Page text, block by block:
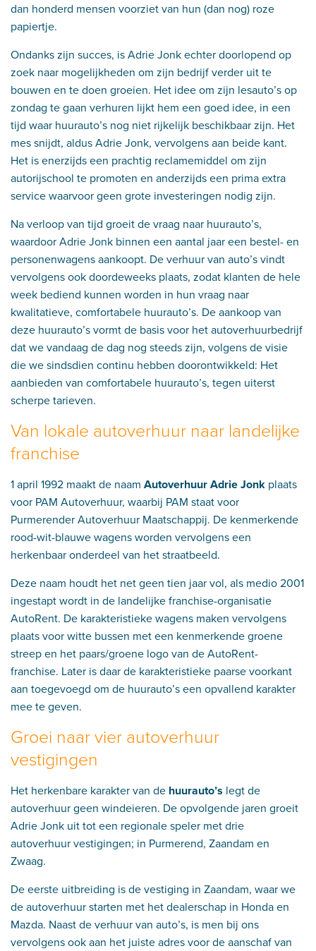
dan honderd mensen voorziet van hun (dan nog) roze
papiertje.
Ondanks zijn succes, is Adrie Jonk echter doorlopend op
zoek naar mogelijkheden om zijn bedrijf verder uit te
bouwen en te doen groeien. Het idee om zijn lesauto’s op
zondag te gaan verhuren lijkt hem een goed idee, in een
tijd waar huurauto’s nog niet rijkelijk beschikbaar zijn. Het
mes snijdt, aldus Adrie Jonk, vervolgens aan beide kant.
Het is enerzijds een prachtig reclamemiddel om zijn
autorijschool te promoten en anderzijds een prima extra
service waarvoor geen grote investeringen nodig zijn.
Na verloop van tijd groeit de vraag naar huurauto’s,
waardoor Adrie Jonk binnen een aantal jaar een bestel- en
personenwagens aankoopt. De verhuur van auto’s vindt
vervolgens ook doordeweeks plaats, zodat klanten de hele
week bediend kunnen worden in hun vraag naar
kwalitatieve, comfortabele huurauto’s. De aankoop van
deze huurauto’s vormt de basis voor het autoverhuurbedrijf
dat we vandaag de dag nog steeds zijn, volgens de visie
die we sindsdien continu hebben doorontwikkeld: Het
aanbieden van comfortabele huurauto’s, tegen uiterst
scherpe tarieven.
Van lokale autoverhuur naar landelijke
franchise
1 april 1992 maakt de naam Autoverhuur Adrie Jonk plaats
voor PAM Autoverhuur, waarbij PAM staat voor
Purmerender Autoverhuur Maatschappij. De kenmerkende
rood-wit-blauwe wagens worden vervolgens een
herkenbaar onderdeel van het straatbeeld.
Deze naam houdt het net geen tien jaar vol, als medio 2001
ingestapt wordt in de landelijke franchise-organisatie
AutoRent. De karakteristieke wagens maken vervolgens
plaats voor witte bussen met een kenmerkende groene
streep en het paars/groene logo van de AutoRent-
franchise. Later is daar de karakteristieke paarse voorkant
aan toegevoegd om de huurauto’s een opvallend karakter
mee te geven.
Groei naar vier autoverhuur
vestigingen
Het herkenbare karakter van de huurauto’s legt de
autoverhuur geen windeieren. De opvolgende jaren groeit
Adrie Jonk uit tot een regionale speler met drie
autoverhuur vestigingen; in Purmerend, Zaandam en
Zwaag.
De eerste uitbreiding is de vestiging in Zaandam, waar we
de autoverhuur starten met het dealerschap in Honda en
Mazda. Naast de verhuur van auto’s, is men bij ons
vervolgens ook aan het juiste adres voor de aanschaf van